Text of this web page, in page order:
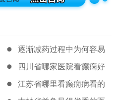
逐渐减药过程中为何容易
复发，如何平稳过渡
四川省哪家医院看癫痫好
啊
江苏省哪里看癫痫病看的